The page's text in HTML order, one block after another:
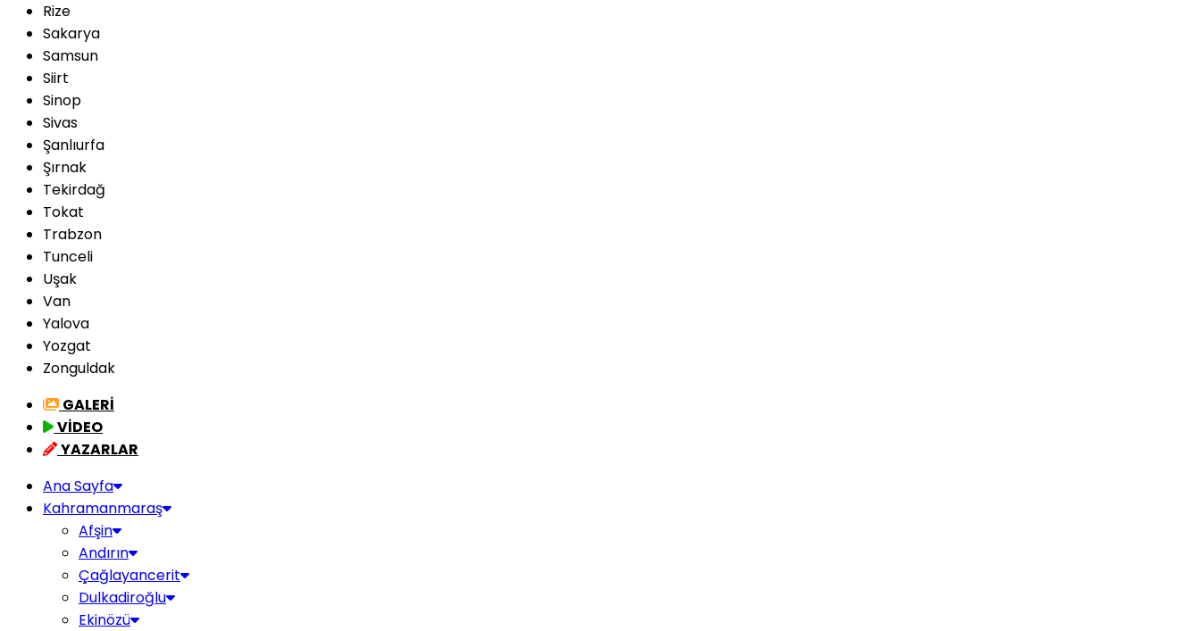
Rize
Sakarya
Samsun
Siirt
Sinop
Sivas
Şanlıurfa
Şırnak
Tekirdağ
Tokat
Trabzon
Tunceli
Uşak
Van
Yalova
Yozgat
Zonguldak
GALERİ
VİDEO
YAZARLAR
Ana Sayfa
Kahramanmaraş
Afşin
Andırın
Çağlayancerit
Dulkadiroğlu
Ekinözü